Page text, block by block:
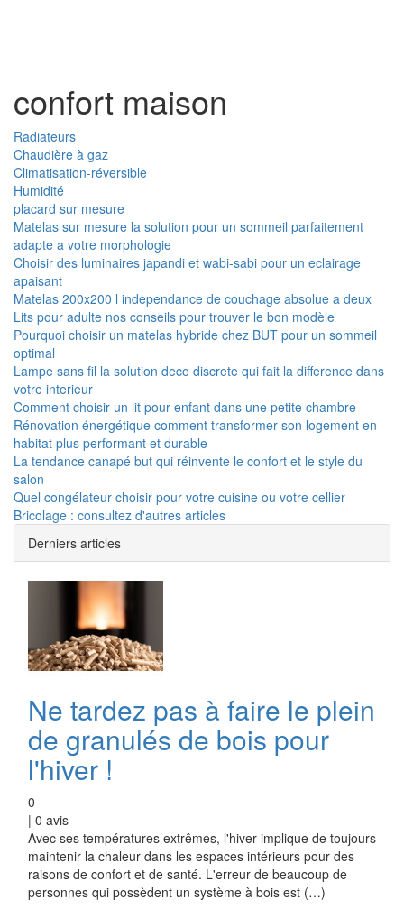
confort maison
Radiateurs
Chaudière à gaz
Climatisation-réversible
Humidité
placard sur mesure
Matelas sur mesure la solution pour un sommeil parfaitement
adapte a votre morphologie
Choisir des luminaires japandi et wabi-sabi pour un eclairage
apaisant
Matelas 200x200 l independance de couchage absolue a deux
Lits pour adulte nos conseils pour trouver le bon modèle
Pourquoi choisir un matelas hybride chez BUT pour un sommeil
optimal
Lampe sans fil la solution deco discrete qui fait la difference dans
votre interieur
Comment choisir un lit pour enfant dans une petite chambre
Rénovation énergétique comment transformer son logement en
habitat plus performant et durable
La tendance canapé but qui réinvente le confort et le style du
salon
Quel congélateur choisir pour votre cuisine ou votre cellier
Bricolage : consultez d'autres articles
Derniers articles
Ne tardez pas à faire le plein
de granulés de bois pour
l'hiver !
0
| 0 avis
Avec ses températures extrêmes, l'hiver implique de toujours
maintenir la chaleur dans les espaces intérieurs pour des
raisons de confort et de santé. L'erreur de beaucoup de
personnes qui possèdent un système à bois est (…)